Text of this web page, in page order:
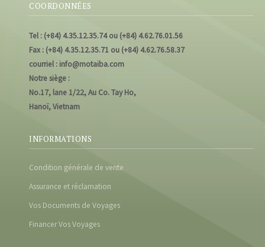
COORDONNÉES
Tel : (+84) 4.35.12.35.74 ou (+84) 4.62.76.01.56
Fax : (+84) 4.35.12.35.71 ou (+84) 4.62.76.58.37
courriel : info@motaiba.com
Notre siège :
No.17, lane 1/22, Au Co. Tay Ho,
Hanoï, Vietnam
INFORMATIONS
Condition générale de vente
Assurance et réclamation
Vos Documents de Voyages
Financer Vos Voyages